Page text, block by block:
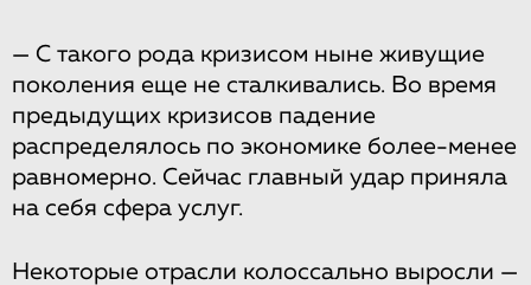
— С такого рода кризисом ныне живущие
поколения еще не сталкивались. Во время
предыдущих кризисов падение
распределялось по экономике более-менее
равномерно. Сейчас главный удар приняла
на себя сфера услуг.
Некоторые отрасли колоссально выросли —